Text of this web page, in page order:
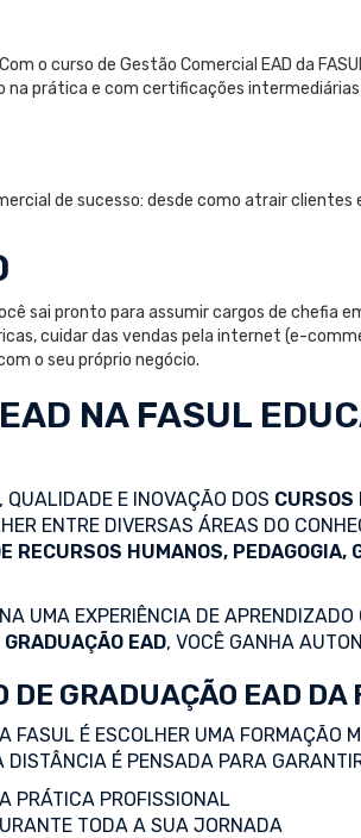
o curso de Gestão Comercial EAD da
na prática e com certificações
de sucesso: desde como atrair
sai pronto para assumir cargos de chefia
cuidar das vendas pela internet (e-
o seu próprio negócio.
NA FASUL
E INOVAÇÃO DOS CURSOS
ENTRE DIVERSAS ÁREAS DO
RECURSOS HUMANOS, PEDAGOGIA,
UMA EXPERIÊNCIA DE
GRADUAÇÃO EAD, VOCÊ GANHA
DE GRADUAÇÃO EAD
FASUL É ESCOLHER UMA FORMAÇÃO
É PENSADA PARA
PRÁTICA PROFISSIONAL
TODA A SUA JORNADA